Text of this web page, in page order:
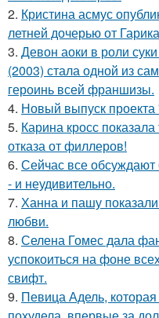
2. Кристина асмус
летней дочерью от
3. Девон аоки в роли
(2003) стала одной из
героинь всей франшизы.
4. Новый выпуск
5. Карина кросс
отказа от филлеров!
6. Сейчас все
- и неудивительно.
7. Ханна и пашу
любви.
8. Селена Гомес дала
успокоиться на фоне
свифт.
9. Певица Адель,